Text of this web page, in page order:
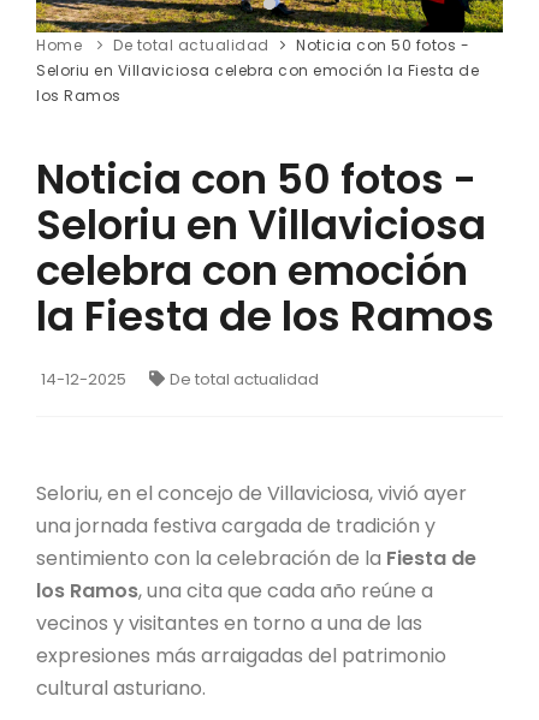
Home De total actualidad
Noticia con 50 fotos -
Seloriu en Villaviciosa celebra con emoción la Fiesta de
los Ramos
Noticia con 50 fotos -
Seloriu en Villaviciosa
celebra con emoción
la Fiesta de los Ramos
14-12-2025 De total actualidad
Seloriu, en el concejo de Villaviciosa, vivió ayer
una jornada festiva cargada de tradición y
sentimiento con la celebración de la Fiesta de
los Ramos, una cita que cada año reúne a
vecinos y visitantes en torno a una de las
expresiones más arraigadas del patrimonio
cultural asturiano.